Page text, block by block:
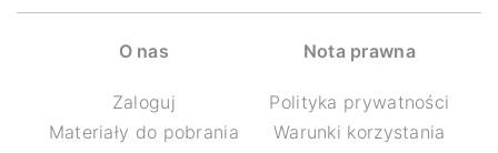
O nas
Zaloguj
Materiały do pobrania
Nota prawna
Polityka prywatności
Warunki korzystania